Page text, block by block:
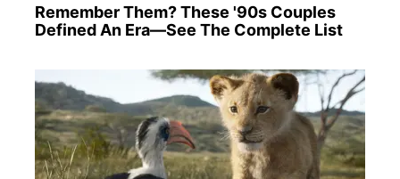
Remember Them? These '90s Couples
Defined An Era—See The Complete List